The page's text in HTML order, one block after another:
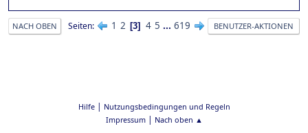
NACH OBEN Seiten 1 2 3 4 5 ... 619 BENUTZER-AKTIONEN
Hilfe| Nutzungsbedingungen und Regeln
Impressum| Nach oben ▲